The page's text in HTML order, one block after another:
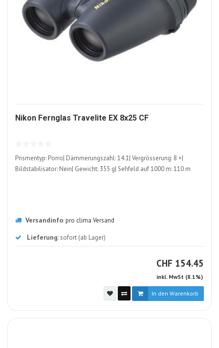
Nikon Fernglas Travelite EX 8x25 CF1362169-
Prismentyp: Porro| Dämmerungszahl: 14.1| Vergrösserung: 8 ×|
Bildstabilisator: Nein| Gewicht: 355 g| Sehfeld auf 1000 m: 110 m
Versandinfo:pro clima Versand
Lieferung: sofort (ab Lager)
CHF CHF
154.45
inkl. MwSt (8.1%)
In den Warenkorb